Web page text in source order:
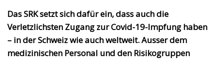
Das SRK setzt sich dafür ein, dass auch die
Verletzlichsten Zugang zur Covid-19-Impfung haben
– in der Schweiz wie auch weltweit. Ausser dem
medizinischen Personal und den Risikogruppen